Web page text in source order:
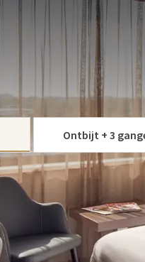
met een
sluit de dag af met een
met vrienden of familie!
KIES UW
Ontbijt + 3